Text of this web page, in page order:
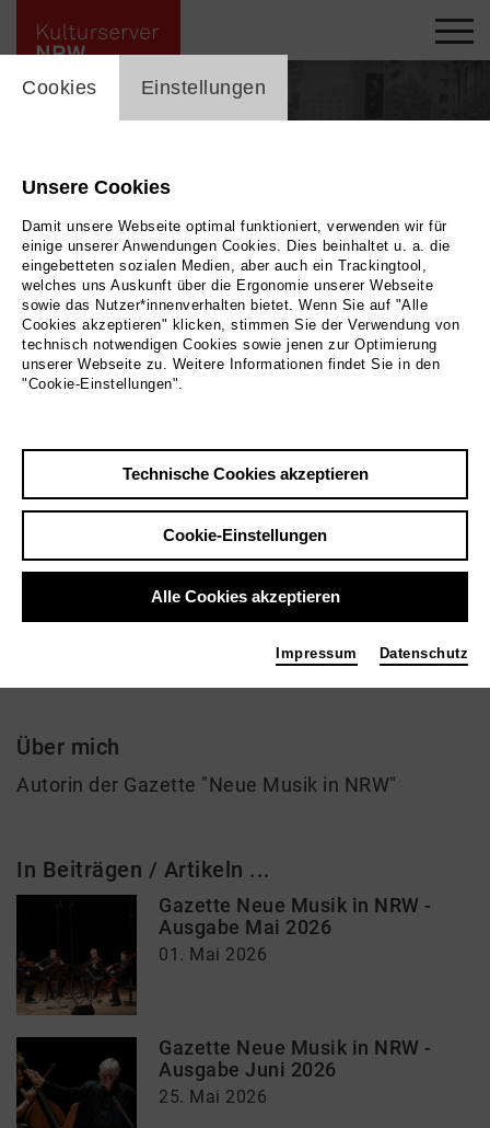
Zurück|Übersicht
Onepager
Über mich
Autorin der Gazette "Neue Musik in NRW"
In Beiträgen / Artikeln ...
Gazette Neue Musik in NRW -
Ausgabe Mai 2026
01. Mai 2026
Gazette Neue Musik in NRW -
Ausgabe Juni 2026
25. Mai 2026
cookie_layer
Cookies Einstellungen
Unsere Cookies
Damit unsere Webseite optimal funktioniert, verwenden wir für
einige unserer Anwendungen Cookies. Dies beinhaltet u. a. die
eingebetteten sozialen Medien, aber auch ein Trackingtool,
welches uns Auskunft über die Ergonomie unserer Webseite
sowie das Nutzer*innenverhalten bietet. Wenn Sie auf "Alle
Cookies akzeptieren" klicken, stimmen Sie der Verwendung von
technisch notwendigen Cookies sowie jenen zur Optimierung
unserer Webseite zu. Weitere Informationen findet Sie in den
"Cookie-Einstellungen".
Technische Cookies akzeptieren
Cookie-Einstellungen
Alle Cookies akzeptieren
Impressum Datenschutz